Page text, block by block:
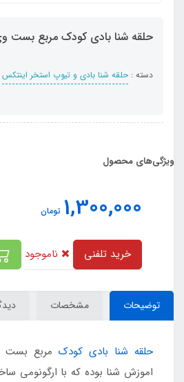
حلقه شنا بادی کودک مربع بست
دسته : حلقه شنا بادی و تیوپ استخر اینتکس
ویژگی‌های محصول
1,300,000 تومان
خرید تلفنی ناموجود
توضیحات مشخصات
حلقه شنا بادی کودک مربع
اموزش شنا بوده که با ارگونومی